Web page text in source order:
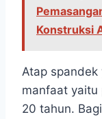
Konstruksi
Atap spandek
manfaat yaitu
20 tahun.